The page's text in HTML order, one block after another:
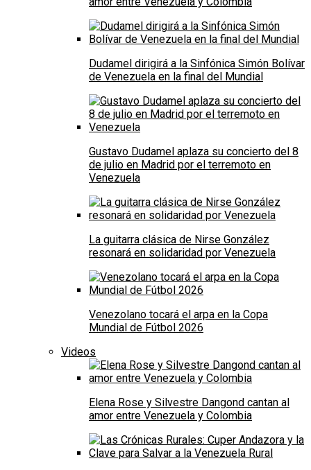
Dudamel dirigirá a la Sinfónica Simón Bolívar
de Venezuela en la final del Mundial
Gustavo Dudamel aplaza su concierto del 8
de julio en Madrid por el terremoto en
Venezuela
La guitarra clásica de Nirse González
resonará en solidaridad por Venezuela
Venezolano tocará el arpa en la Copa
Mundial de Fútbol 2026
Videos
Elena Rose y Silvestre Dangond cantan al
amor entre Venezuela y Colombia